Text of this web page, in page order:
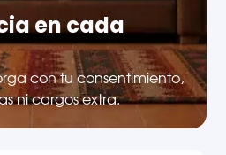
en cada
con tu consentimiento,
ni cargos extra.